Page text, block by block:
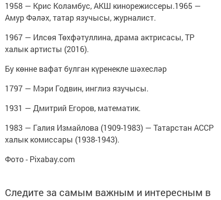
1958 — Крис Коламбус, АКШ кинорежиссеры.1965 —
Амур Фәләх, татар язучысы, журналист.
1967 — Илсөя Төхфәтуллина, драма актрисасы, ТР
халык артисты (2016).
Бу көнне вафат булган күренекле шәхесләр
1797 — Мэри Годвин, инглиз язучысы.
1931 — Дмитрий Егоров, математик.
1983 — Галия Измайлова (1909-1983) — Татарстан АССР
халык комиссары (1938-1943).
Фото - Pixabay.com
Следите за самым важным и интересным в